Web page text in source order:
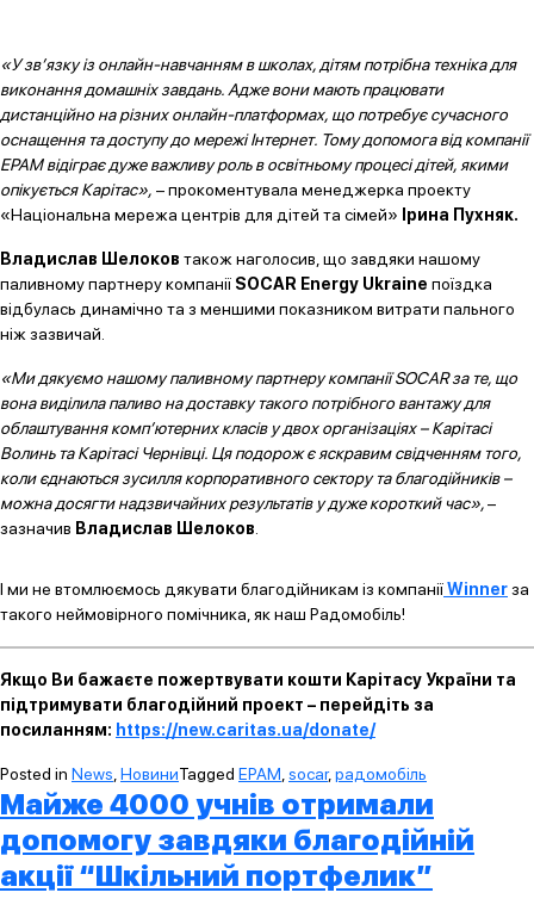
«У зв’язку із онлайн-навчанням в школах, дітям потрібна техніка для
виконання домашніх завдань. Адже вони мають працювати
дистанційно на різних онлайн-платформах, що потребує сучасного
оснащення та доступу до мережі Інтернет. Тому допомога від компанії
EPAM відіграє дуже важливу роль в освітньому процесі дітей, якими
опікується Карітас», – прокоментувала менеджерка проекту
«Національна мережа центрів для дітей та сімей» Ірина Пухняк.
Владислав Шелоков також наголосив, що завдяки нашому
паливному партнеру компанії SOCAR Energy Ukraine поїздка
відбулась динамічно та з меншими показником витрати пального
ніж зазвичай.
«Ми дякуємо нашому паливному партнеру компанії SOCAR за те, що
вона виділила паливо на доставку такого потрібного вантажу для
облаштування комп’ютерних класів у двох організаціях – Карітасі
Волинь та Карітасі Чернівці. Ця подорож є яскравим свідченням того,
коли єднаються зусилля корпоративного сектору та благодійників –
можна досягти надзвичайних результатів у дуже короткий час»,–
зазначив Владислав Шелоков
І ми не втомлюємось дякувати благодійникам із компаніїWinnerза
такого неймовірного помічника, як наш Радомобіль!
Якщо Ви бажаєте пожертвувати кошти Карітасу України та
підтримувати благодійний проект – перейдіть за
посиланням: https://new.caritas.ua/donate/
Posted in News НовиниTagged EPAM socar, радомобіль
Майже 4000 учнів отримали
допомогу завдяки благодійній
акції “Шкільний портфелик”